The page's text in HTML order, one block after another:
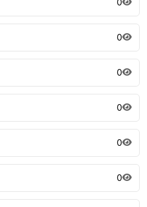
0
0
0
0
0
0